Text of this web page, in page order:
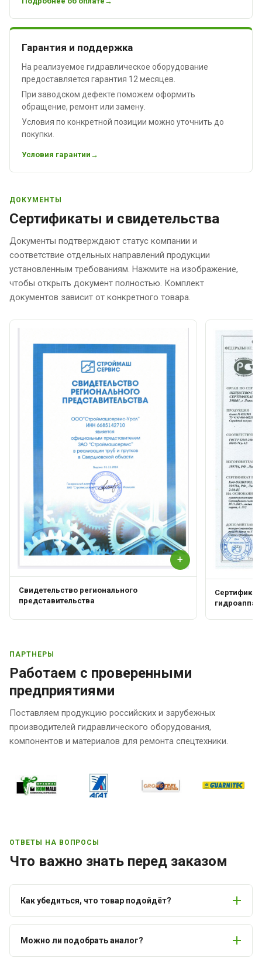
Гарантия и поддержка
На реализуемое гидравлическое оборудование
предоставляется гарантия 12 месяцев.
При заводском дефекте поможем оформить
обращение, ремонт или замену.
Условия по конкретной позиции можно уточнить до
покупки.
Условия гарантии
ДОКУМЕНТЫ
Сертификаты и свидетельства
Документы подтверждают статус компании и
соответствие отдельных направлений продукции
установленным требованиям. Нажмите на изображение,
чтобы открыть документ полностью. Комплект
документов зависит от конкретного товара.
+
Свидетельство регионального
представительства
Сертификат
ПАРТНЕРЫ
Работаем с проверенными
предприятиями
Поставляем продукцию российских и зарубежных
производителей гидравлического оборудования,
компонентов и материалов для ремонта спецтехники.
ОТВЕТЫ НА ВОПРОСЫ
Что важно знать перед заказом
Как убедиться, что товар подойдёт?
Можно ли подобрать аналог?